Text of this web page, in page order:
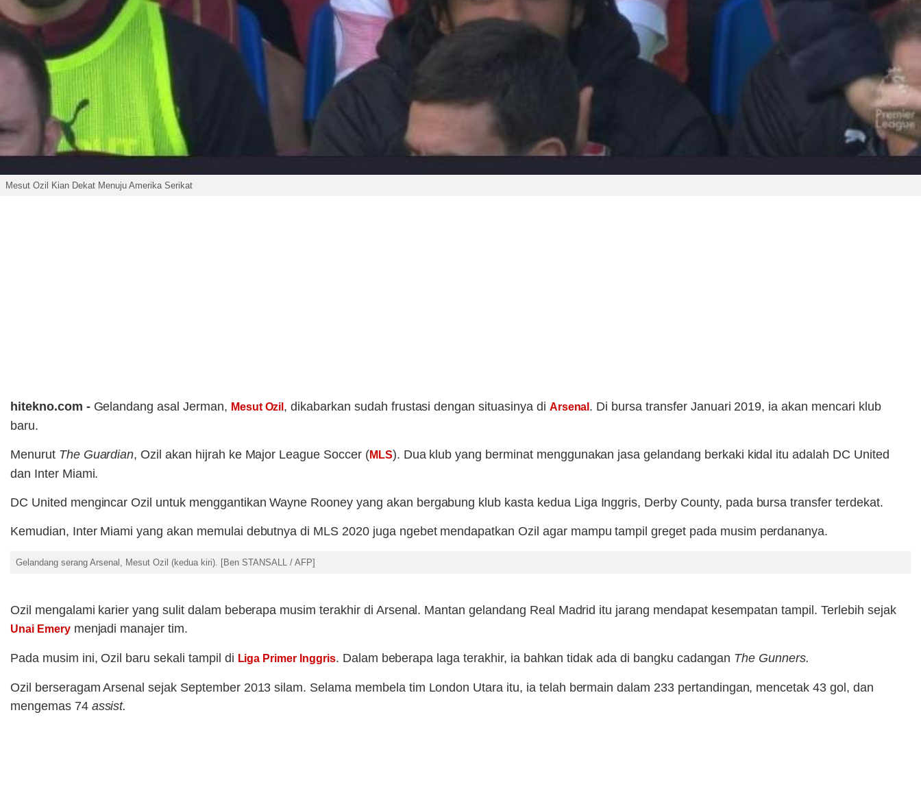
Mesut Ozil Kian Dekat Menuju Amerika Serikat
hitekno.com - Gelandang asal Jerman, Mesut Ozil , dikabarkan sudah frustasi dengan situasinya di Arsenal . Di bursa transfer Januari 2019, ia akan mencari klub
baru.
Menurut The Guardian, Ozil akan hijrah ke Major League Soccer (MLS). Dua klub yang berminat menggunakan jasa gelandang berkaki kidal itu adalah DC United
dan Inter Miami.
DC United mengincar Ozil untuk menggantikan Wayne Rooney yang akan bergabung klub kasta kedua Liga Inggris, Derby County, pada bursa transfer terdekat.
Kemudian, Inter Miami yang akan memulai debutnya di MLS 2020 juga ngebet mendapatkan Ozil agar mampu tampil greget pada musim perdananya.
Gelandang serang Arsenal, Mesut Ozil (kedua kiri). [Ben STANSALL / AFP]
Ozil mengalami karier yang sulit dalam beberapa musim terakhir di Arsenal. Mantan gelandang Real Madrid itu jarang mendapat kesempatan tampil. Terlebih sejak
Unai Emerymenjadi manajer tim.
Pada musim ini, Ozil baru sekali tampil di Liga Primer Inggris. Dalam beberapa laga terakhir, ia bahkan tidak ada di bangku cadangan The Gunners.
Ozil berseragam Arsenal sejak September 2013 silam. Selama membela tim London Utara itu, ia telah bermain dalam 233 pertandingan, mencetak 43 gol, dan
mengemas 74 assist.